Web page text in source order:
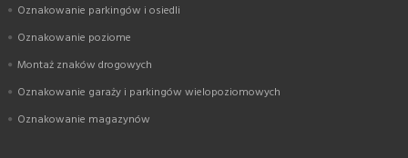
Oznakowanie parkingów i osiedli
Oznakowanie poziome
Montaż znaków drogowych
Oznakowanie garaży i parkingów wielopoziomowych
Oznakowanie magazynów